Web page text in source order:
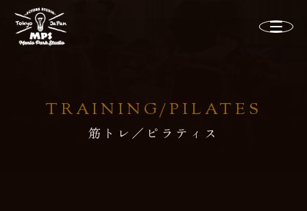
TRAINING/PILATES
筋トレ／ピラティス